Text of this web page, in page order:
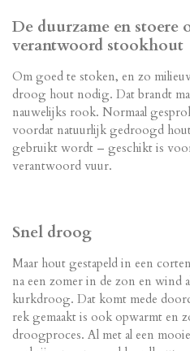
De duurzame en stoere
verantwoord stookhout
Om goed te stoken, en zo
droog hout nodig. Dat brandt
nauwelijks rook. Normaal
voordat natuurlijk gedroogd
gebruikt wordt – geschikt is
verantwoord vuur.
Snel droog
Maar hout gestapeld in een
na een zomer in de zon en wind
kurkdroog. Dat komt mede
rek gemaakt is ook opwarmt en
droogproces. Al met al een